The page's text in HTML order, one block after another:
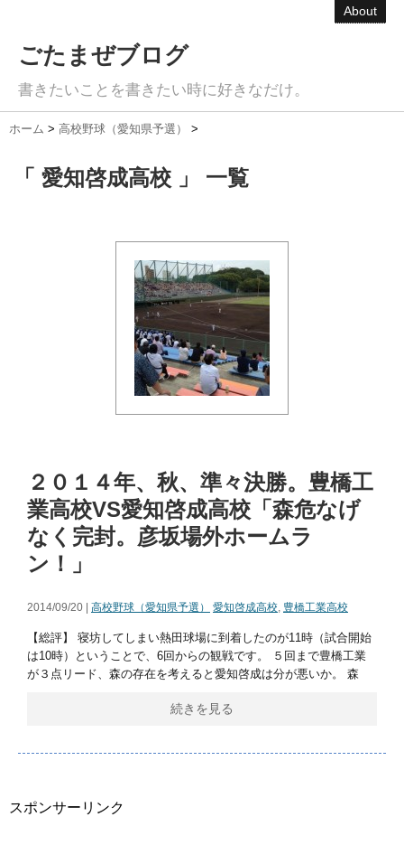
About
ごたまぜブログ
書きたいことを書きたい時に好きなだけ。
ホーム > 高校野球（愛知県予選） >
「 愛知啓成高校 」 一覧
２０１４年、秋、準々決勝。豊橋工
業高校VS愛知啓成高校「森危なげ
なく完封。彦坂場外ホームラ
ン！」
2014/09/20 | 高校野球（愛知県予選） 愛知啓成高校, 豊橋工業高校
【総評】 寝坊してしまい熱田球場に到着したのが11時（試合開始
は10時）ということで、6回からの観戦です。 ５回まで豊橋工業
が３点リード、森の存在を考えると愛知啓成は分が悪いか。 森
続きを見る
スポンサーリンク